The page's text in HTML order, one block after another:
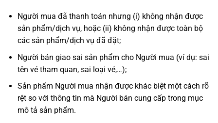
Người mua đã thanh toán nhưng (i) không nhận được
sản phẩm/dịch vụ, hoặc (ii) không nhận được toàn bộ
các sản phẩm/dịch vụ đã đặt;
Người bán giao sai sản phẩm cho Người mua (ví dụ: sai
tên vé tham quan, sai loại vé,…);
Sản phẩm Người mua nhận được khác biệt một cách rõ
rệt so với thông tin mà Người bán cung cấp trong mục
mô tả sản phẩm.